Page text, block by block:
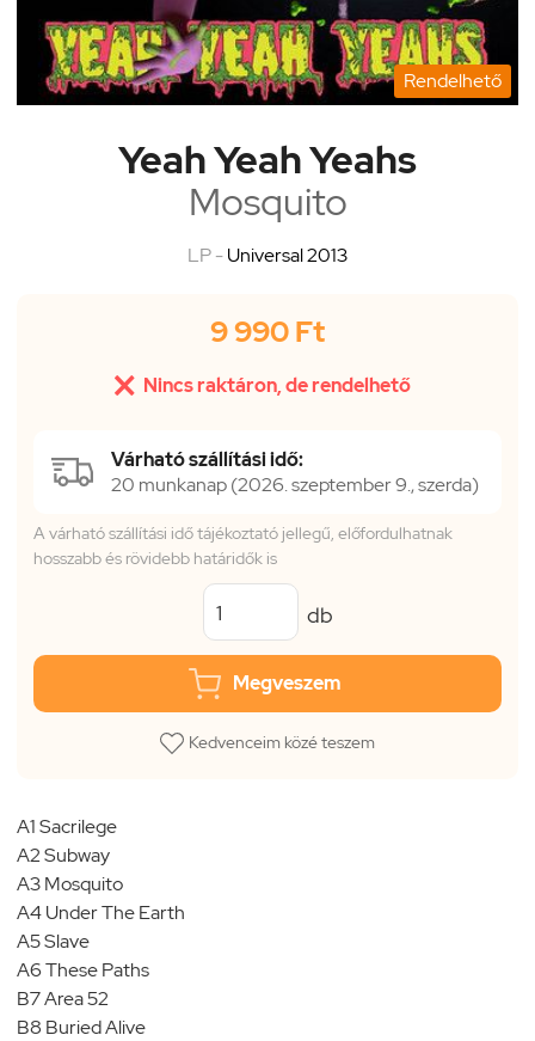
Rendelhető
Yeah Yeah Yeahs
Mosquito
LP -Universal 2013
9 990 Ft
 Nincs raktáron, de rendelhető
Várható szállítási idő:
20 munkanap (2026. szeptember 9., szerda)
A várható szállítási idő tájékoztató jellegű, előfordulhatnak
hosszabb és rövidebb határidők is
db
Megveszem
Kedvenceim közé teszem
A1 Sacrilege
A2 Subway
A3 Mosquito
A4 Under The Earth
A5 Slave
A6 These Paths
B7 Area 52
B8 Buried Alive